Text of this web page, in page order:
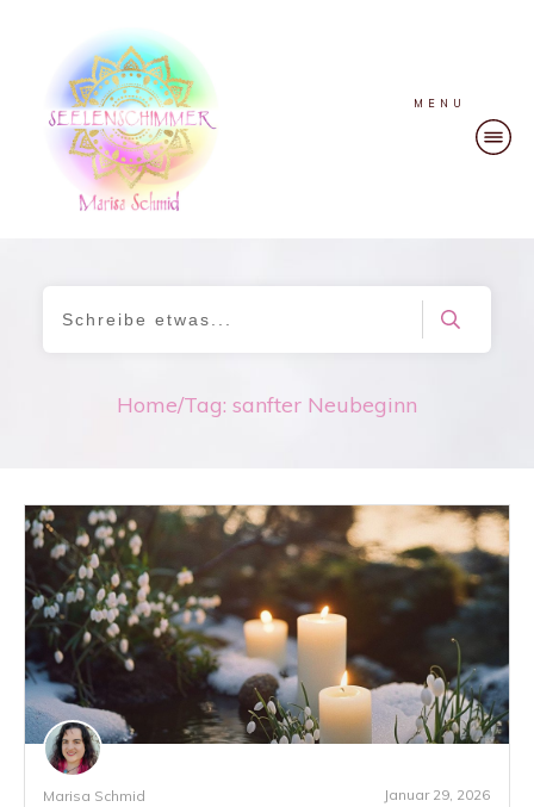
MENU
Home/Tag: sanfter Neubeginn
Marisa Schmid Januar 29, 2026